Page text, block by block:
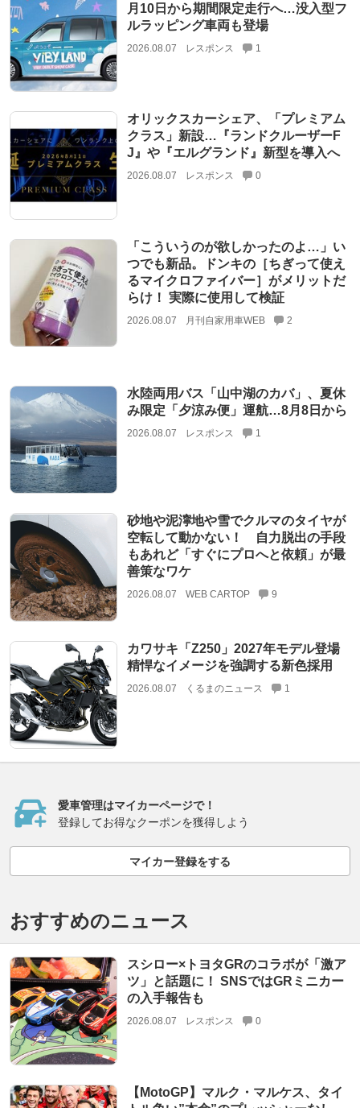
月10日から期間限定走行へ…没入型フ
ルラッピング車両も登場
2026.08.07 レスポンス 1
オリックスカーシェア、「プレミアム
クラス」新設…『ランドクルーザーF
J』や『エルグランド』新型を導入へ
2026.08.07 レスポンス 0
「こういうのが欲しかったのよ…」い
つでも新品。ドンキの［ちぎって使え
るマイクロファイバー］がメリットだ
らけ！ 実際に使用して検証
2026.08.07 月刊自家用車WEB 2
水陸両用バス「山中湖のカバ」、夏休
み限定「夕涼み便」運航…8月8日から
2026.08.07 レスポンス 1
砂地や泥濘地や雪でクルマのタイヤが
空転して動かない！ 自力脱出の手段
もあれど「すぐにプロへと依頼」が最
善策なワケ
2026.08.07 WEB CARTOP 9
カワサキ「Z250」2027年モデル登場
精悍なイメージを強調する新色採用
2026.08.07 くるまのニュース 1
愛車管理はマイカーページで！
登録してお得なクーポンを獲得しよう
マイカー登録をする
おすすめのニュース
スシロー×トヨタGRのコラボが「激ア
ツ」と話題に！ SNSではGRミニカー
の入手報告も
2026.08.07 レスポンス 0
【MotoGP】マルク・マルケス、タイ